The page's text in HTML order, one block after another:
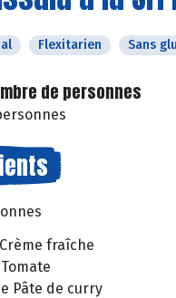
Flexitarien Sans
de personnes
fraîche
Pâte de curry